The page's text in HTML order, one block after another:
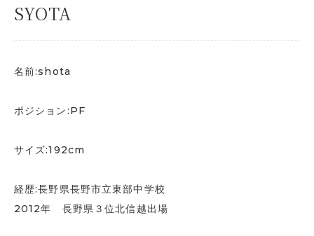
SYOTA
名前:shota
ポジション:PF
サイズ:192cm
経歴:長野県長野市立東部中学校
2012年 長野県３位北信越出場